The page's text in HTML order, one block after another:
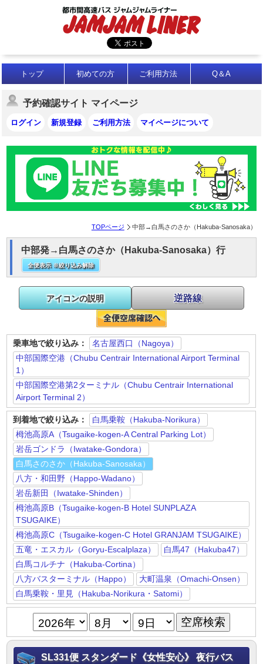
トップ 初めての方 ご利用方法 Q＆A
予約確認サイト マイページ
ログイン 新規登録 ご利用方法 マイページについて
TOPページ 中部→白馬さのさか（Hakuba-Sanosaka）
中部発→白馬さのさか（Hakuba-Sanosaka）行
全便表示 ※絞り込み解除
乗車地で絞り込み：
名古屋西口（Nagoya）
中部国際空港（Chubu Centrair International Airport Terminal
1）
中部国際空港第2ターミナル（Chubu Centrair International
Airport Terminal 2）
到着地で絞り込み：
白馬乗鞍（Hakuba-Norikura）
栂池高原A（Tsugaike-kogen-A Central Parking Lot）
岩岳ゴンドラ（Iwatake-Gondora）
白馬さのさか（Hakuba-Sanosaka）
八方・和田野（Happo-Wadano）
岩岳新田（Iwatake-Shinden）
栂池高原B（Tsugaike-kogen-B Hotel SUNPLAZA
TSUGAIKE）
栂池高原C（Tsugaike-kogen-C Hotel GRANJAM TSUGAIKE）
五竜・エスカル（Goryu-Escalplaza）
白馬47（Hakuba47）
白馬コルチナ（Hakuba-Cortina）
八方バスターミナル（Happo）
大町温泉（Omachi-Onsen）
白馬乗鞍・里見（Hakuba-Norikura・Satomi）
アイコンの説明 逆路線
SL331便 スタンダード《女性安心》 夜行バス